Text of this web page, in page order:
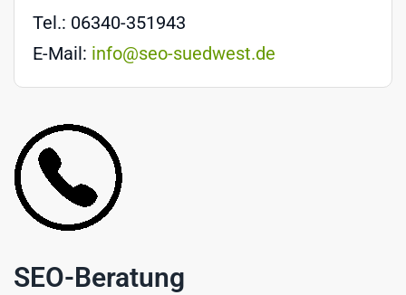
Tel.: 06340-351943
E-Mail: info@seo-suedwest.de
SEO-Beratung